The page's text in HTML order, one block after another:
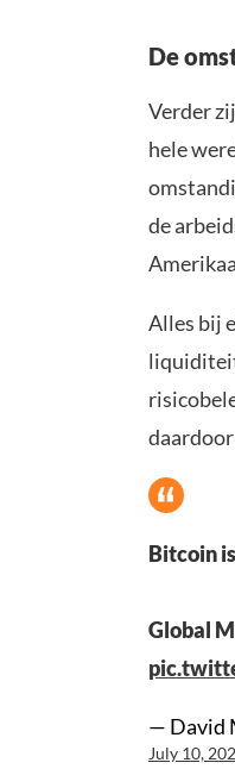
De
Verder
hele
de
Alles bij
Bitcoin
Global
— David
July 10,